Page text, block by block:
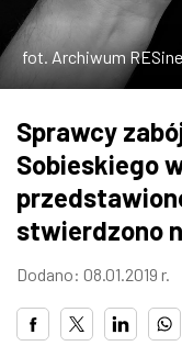
ZDJĘCIA
W RZESZOWIE
fot. Archiwum
Sprawcy
Sobieskiego
stwierdzono
Dodano: 08.01.2019 r.